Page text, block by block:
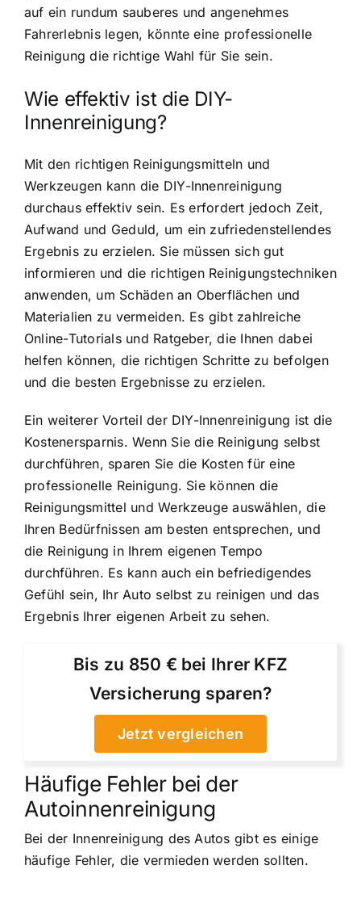
auf ein rundum sauberes und angenehmes
Fahrerlebnis legen, könnte eine professionelle
Reinigung die richtige Wahl für Sie sein.
Wie effektiv ist die DIY-
Innenreinigung?
Mit den richtigen Reinigungsmitteln und
Werkzeugen kann die DIY-Innenreinigung
durchaus effektiv sein. Es erfordert jedoch Zeit,
Aufwand und Geduld, um ein zufriedenstellendes
Ergebnis zu erzielen. Sie müssen sich gut
informieren und die richtigen Reinigungstechniken
anwenden, um Schäden an Oberflächen und
Materialien zu vermeiden. Es gibt zahlreiche
Online-Tutorials und Ratgeber, die Ihnen dabei
helfen können, die richtigen Schritte zu befolgen
und die besten Ergebnisse zu erzielen.
Ein weiterer Vorteil der DIY-Innenreinigung ist die
Kostenersparnis. Wenn Sie die Reinigung selbst
durchführen, sparen Sie die Kosten für eine
professionelle Reinigung. Sie können die
Reinigungsmittel und Werkzeuge auswählen, die
Ihren Bedürfnissen am besten entsprechen, und
die Reinigung in Ihrem eigenen Tempo
durchführen. Es kann auch ein befriedigendes
Gefühl sein, Ihr Auto selbst zu reinigen und das
Ergebnis Ihrer eigenen Arbeit zu sehen.
Bis zu 850 € bei Ihrer KFZ
Versicherung sparen?
Jetzt vergleichen
Häufige Fehler bei der
Autoinnenreinigung
Bei der Innenreinigung des Autos gibt es einige
häufige Fehler, die vermieden werden sollten.